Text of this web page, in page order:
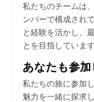
私たちのチームは
ンバーで構成され
と経験を活かし、
とを目指しています
あなたも参
私たちの旅に参加
魅力を一緒に探求